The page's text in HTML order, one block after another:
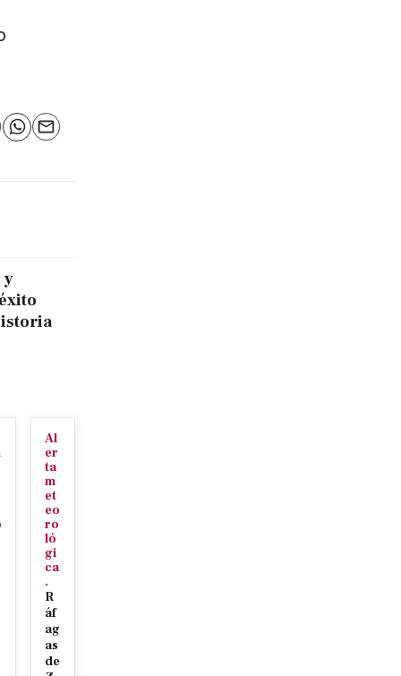
WhatsApp
Email
y
Al
er
ta
m
et
eo
ro
ló
gi
ca
.
R
áf
ag
as
de